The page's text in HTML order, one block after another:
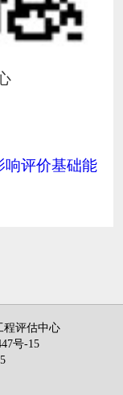
响评价基础能
程评估中心
号-15